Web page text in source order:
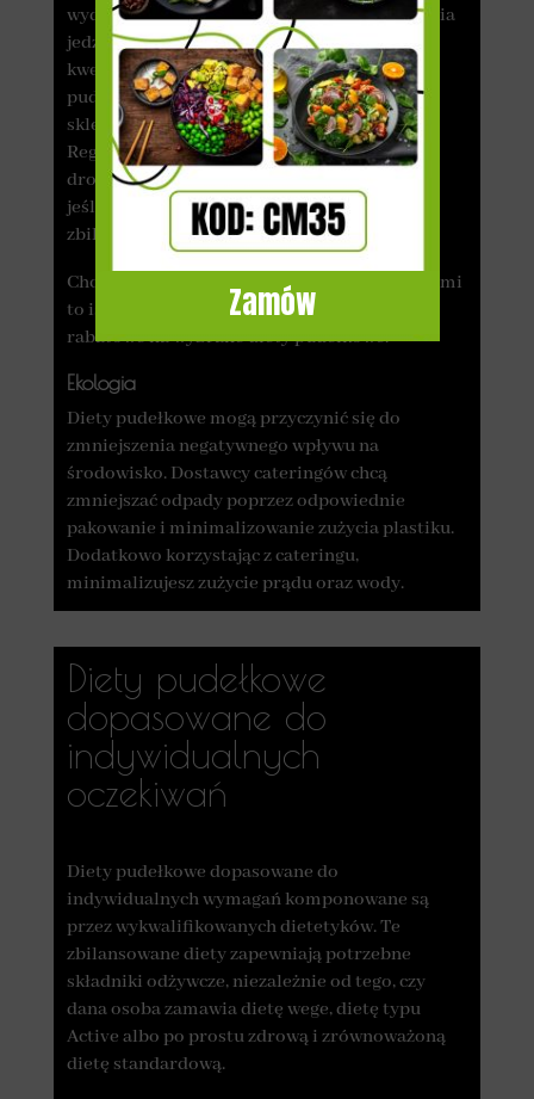
wydawać się wyższa niż koszt przygotowywania
jedzenia samemu, to należy przemyśleć kilka
kwestii. Korzystając z usług cateringu
pudełkowego, nie musisz robić zakupów w
sklepie spożywczym ani jeść na mieście.
Regularne potrawy w restauracjach są dużo
droższe niż zamawianie cateringu, zwłaszcza
jeśli chodzi o specjalnie skomponowane i
zbilansowane dania.
Chcesz znaleźć tani catering pudełkowy? Z nami
to istotne! Sprawdź obecne promocje i kody
rabatowe na wybrane diety pudełkowe.
Ekologia
Diety pudełkowe mogą przyczynić się do
zmniejszenia negatywnego wpływu na
środowisko. Dostawcy cateringów chcą
zmniejszać odpady poprzez odpowiednie
pakowanie i minimalizowanie zużycia plastiku.
Dodatkowo korzystając z cateringu,
minimalizujesz zużycie prądu oraz wody.
Diety pudełkowe
dopasowane do
indywidualnych
oczekiwań
Diety pudełkowe dopasowane do
indywidualnych wymagań komponowane są
przez wykwalifikowanych dietetyków. Te
zbilansowane diety zapewniają potrzebne
składniki odżywcze, niezależnie od tego, czy
dana osoba zamawia dietę wege, dietę typu
Active albo po prostu zdrową i zrównoważoną
dietę standardową.
Zamów